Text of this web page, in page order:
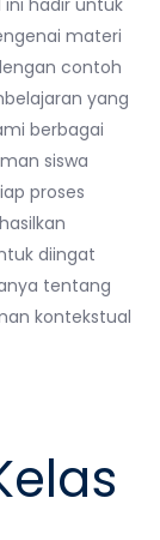
materi
contoh
yang
berbagai
siswa
proses
diingat
tentang
kontekstual